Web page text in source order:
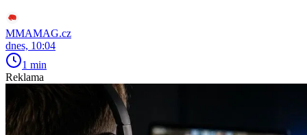
MMAMAG.cz
dnes, 10:04
1 min
Reklama